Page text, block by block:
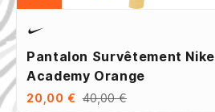
Pantalon Survêtement Nike
Academy Orange
20,00 € 40,00 €